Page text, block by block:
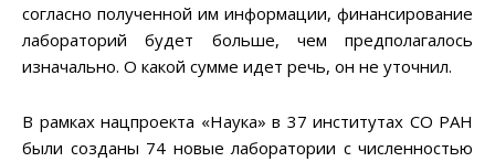
согласно полученной им информации, финансирование
лабораторий будет больше, чем предполагалось
изначально. О какой сумме идет речь, он не уточнил.
В рамках нацпроекта «Наука» в 37 институтах СО РАН
были созданы 74 новые лаборатории с численностью